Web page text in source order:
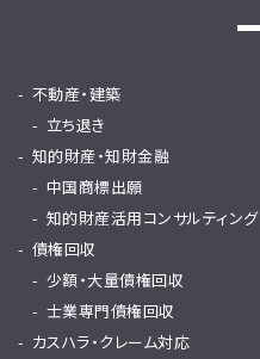
不動産・建築
立ち退き
知的財産・知財金融
中国商標出願
知的財産活用コンサルティング
債権回収
少額・大量債権回収
士業専門債権回収
カスハラ・クレーム対応